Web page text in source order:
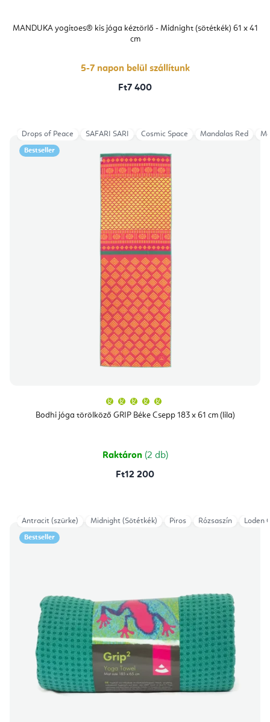
MANDUKA yogitoes® kis jóga kéztörlő - Midnight (sötétkék) 61 x 41
cm
5-7 napon belül szállítunk
Ft7 400
Bestseller
Bodhi jóga törölköző GRIP Béke Csepp 183 x 61 cm (lila)
átlagos
értékelése
csillag.
Raktáron (2 db)
Ft12 200
Drops of Peace SAFARI SARI Cosmic Space Mandalas Red
Bestseller
Antracit (szürke) Midnight (Sötétkék) Piros Rózsaszín Loden